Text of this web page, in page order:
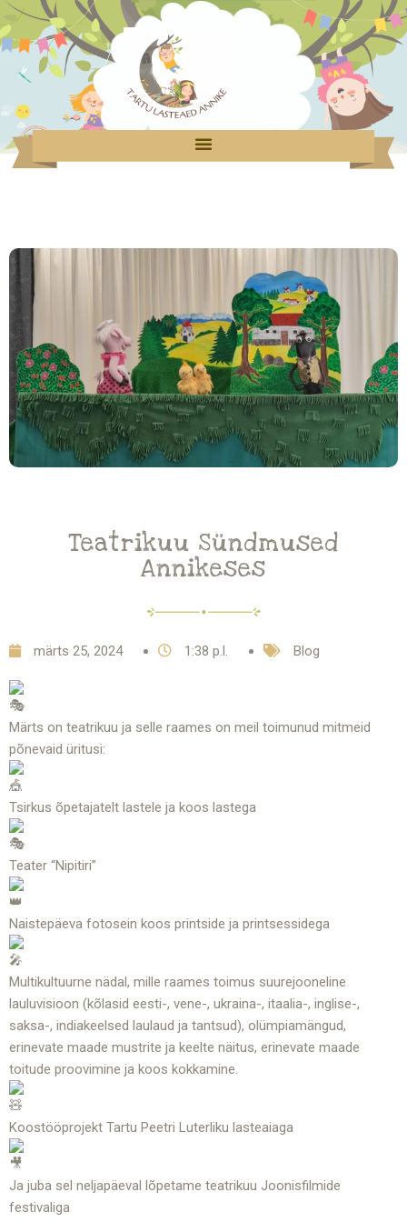
Teatrikuu Sündmused
Annikeses
märts 25, 2024 1:38 p.l. Blog
Märts on teatrikuu ja selle raames on meil toimunud mitmeid
põnevaid üritusi:
Tsirkus õpetajatelt lastele ja koos lastega
Teater “Nipitiri”
Naistepäeva fotosein koos printside ja printsessidega
Multikultuurne nädal, mille raames toimus suurejooneline
lauluvisioon (kõlasid eesti-, vene-, ukraina-, itaalia-, inglise-,
saksa-, indiakeelsed laulaud ja tantsud), olümpiamängud,
erinevate maade mustrite ja keelte näitus, erinevate maade
toitude proovimine ja koos kokkamine.
Koostööprojekt Tartu Peetri Luterliku lasteaiaga
Ja juba sel neljapäeval lõpetame teatrikuu Joonisfilmide
festivaliga